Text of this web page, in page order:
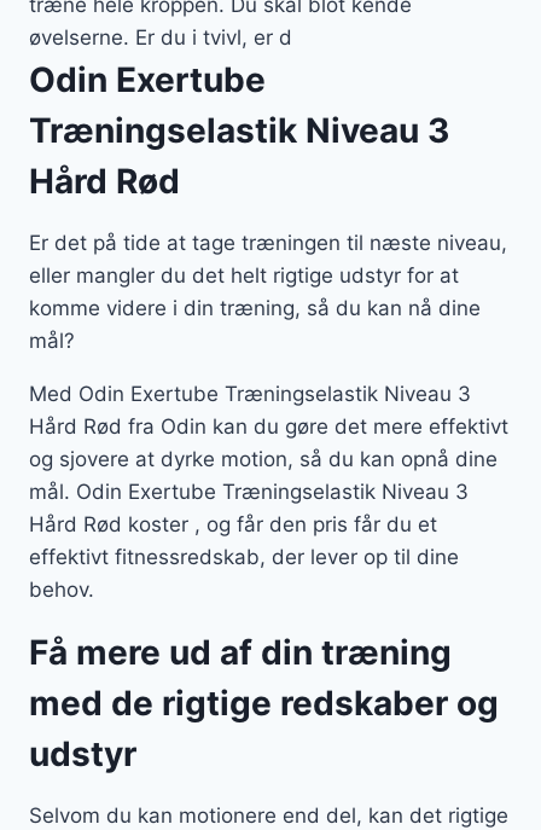
træne hele kroppen. Du skal blot kende
øvelserne. Er du i tvivl, er d
Odin Exertube
Træningselastik Niveau 3
Hård Rød
Er det på tide at tage træningen til næste niveau,
eller mangler du det helt rigtige udstyr for at
komme videre i din træning, så du kan nå dine
mål?
Med Odin Exertube Træningselastik Niveau 3
Hård Rød fra Odin kan du gøre det mere effektivt
og sjovere at dyrke motion, så du kan opnå dine
mål. Odin Exertube Træningselastik Niveau 3
Hård Rød koster , og får den pris får du et
effektivt fitnessredskab, der lever op til dine
behov.
Få mere ud af din træning
med de rigtige redskaber og
udstyr
Selvom du kan motionere end del, kan det rigtige